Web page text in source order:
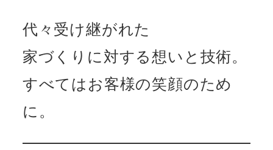
代々受け継がれた
家づくりに対する想いと技術。
すべてはお客様の笑顔のため
に。